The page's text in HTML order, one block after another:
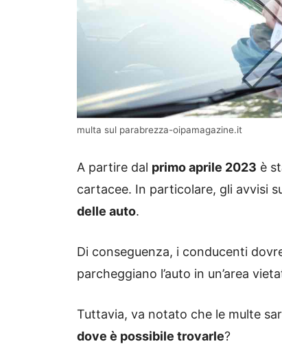
multa sul parabrezza-oipamagazine.it
A partire dal primo aprile 2023 è
cartacee. In particolare, gli avvisi
delle auto.
Di conseguenza, i conducenti
parcheggiano l’auto in un’area
Tuttavia, va notato che le multe
dove è possibile trovarle?